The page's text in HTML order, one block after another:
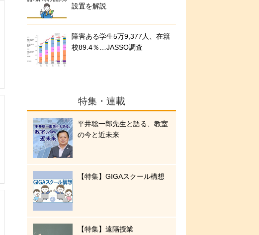
設置を解説
障害ある学生5万9,377人、在籍
校89.4％…JASSO調査
特集・連載
平井聡一郎先生と語る、教室
の今と近未来
【特集】GIGAスクール構想
【特集】遠隔授業